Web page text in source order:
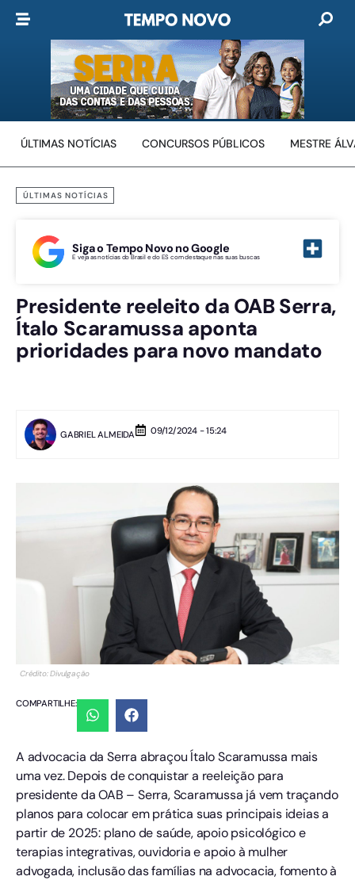
ÚLTIMAS NOTÍCIAS CONCURSOS PÚBLICOS MESTRE
ÚLTIMAS NOTÍCIAS
Siga o Tempo Novo no Google
E veja as notícias do Brasil e do ES com destaque nas suas buscas
Presidente reeleito da OAB Serra,
Ítalo Scaramussa aponta
prioridades para novo mandato
GABRIEL ALMEIDA 09/12/2024 - 15:24
Crédito: Divulgação
COMPARTILHE:
A advocacia da Serra abraçou Ítalo Scaramussa mais
uma vez. Depois de conquistar a reeleição para
presidente da OAB – Serra, Scaramussa já vem traçando
planos para colocar em prática suas principais ideias a
partir de 2025: plano de saúde, apoio psicológico e
terapias integrativas, ouvidoria e apoio à mulher
advogada, inclusão das famílias na advocacia, fomento à